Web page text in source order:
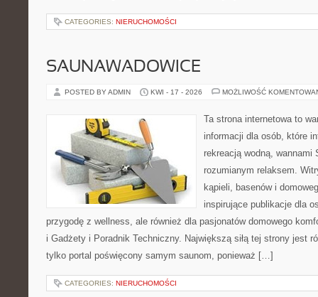
CATEGORIES: NIERUCHOMOŚCI
SAUNAWADOWICE
POSTED BY ADMIN KWI - 17 - 2026 MOŻLIWOŚĆ
Ta strona internetowa to
informacji dla osób, które
rekreacją wodną, wannami
rozumianym relaksem.
kąpieli, basenów i
inspirujące publikacje dla
przygodę z wellness, ale również dla pasjonatów domowego
i Gadżety i Poradnik Techniczny. Największą siłą tej strony jest
tylko portal poświęcony samym saunom, ponieważ […]
CATEGORIES: NIERUCHOMOŚCI